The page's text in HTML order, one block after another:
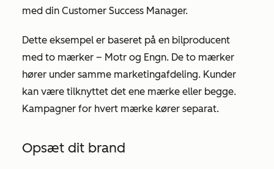
med din Customer Success Manager.
Dette eksempel er baseret på en bilproducent
med to mærker – Motr og Engn. De to mærker
hører under samme marketingafdeling. Kunder
kan være tilknyttet det ene mærke eller begge.
Kampagner for hvert mærke kører separat.
Opsæt dit brand